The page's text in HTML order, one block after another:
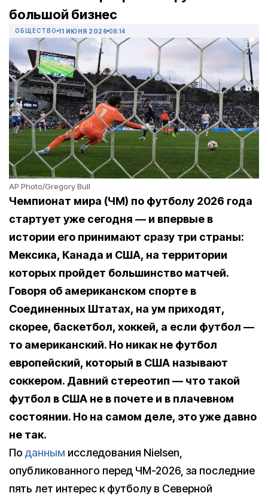
большой бизнес
ОБЩЕСТВО 11 ИЮНЯ 2026 08:14
AP Photo/Gregory Bull
Чемпионат мира (ЧМ) по футболу 2026 года
стартует уже сегодня — и впервые в
истории его принимают сразу три страны:
Мексика, Канада и США, на территории
которых пройдет большинство матчей.
Говоря об американском спорте в
Соединенных Штатах, на ум приходят,
скорее, баскетбол, хоккей, а если футбол —
то американский. Но никак не футбол
европейский, который в США называют
соккером. Давний стереотип — что такой
футбол в США не в почете и в плачевном
состоянии. Но на самом деле, это уже давно
не так.
По данным исследования Nielsen,
опубликованного перед ЧМ-2026, за последние
пять лет интерес к футболу в Северной